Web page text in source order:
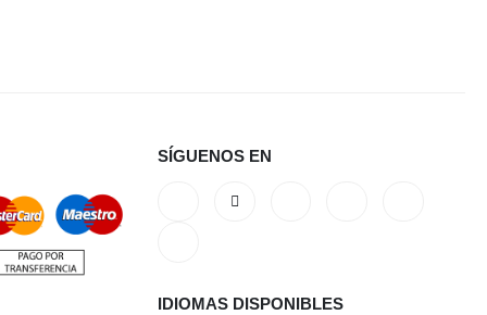
SÍGUENOS EN
IDIOMAS DISPONIBLES